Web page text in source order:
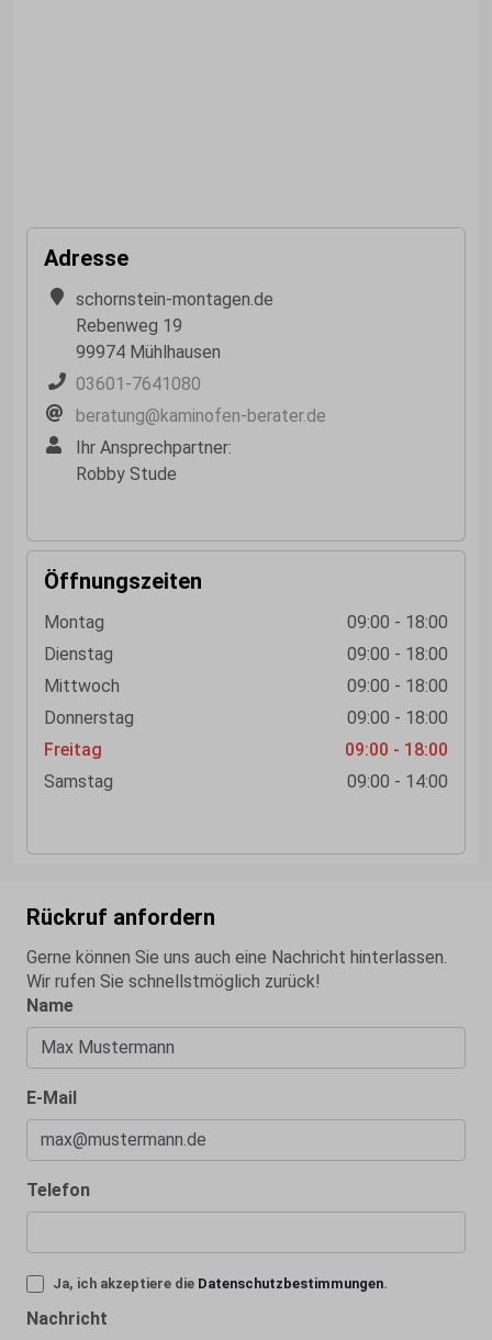
Adresse
schornstein-montagen.de
Rebenweg 19
99974 Mühlhausen
03601-7641080
beratung@kaminofen-berater.de
Ihr Ansprechpartner:
Robby Stude
Öffnungszeiten
Montag
09:00 - 18:00
Dienstag
09:00 - 18:00
Mittwoch
09:00 - 18:00
Donnerstag
09:00 - 18:00
Freitag
09:00 - 18:00
Samstag
09:00 - 14:00
Rückruf anfordern
Gerne können Sie uns auch eine Nachricht hinterlassen.
Wir rufen Sie schnellstmöglich zurück!
Name
E-Mail
Telefon
Ja, ich akzeptiere die Datenschutzbestimmungen.
Nachricht